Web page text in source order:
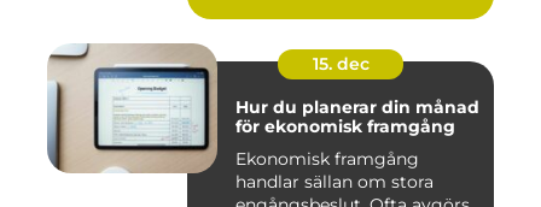
15. dec
Hur du planerar din månad
för ekonomisk framgång
Ekonomisk framgång
handlar sällan om stora